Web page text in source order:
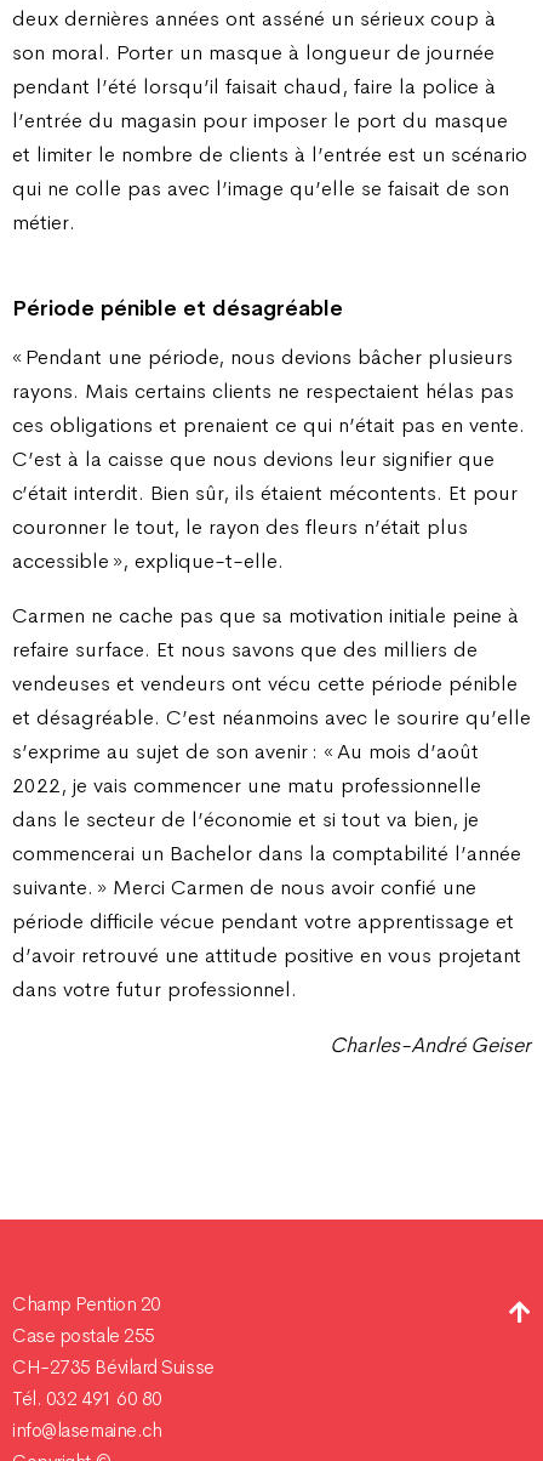
deux dernières années ont asséné un sérieux coup à
son moral. Porter un masque à longueur de journée
pendant l’été lorsqu’il faisait chaud, faire la police à
l’entrée du magasin pour imposer le port du masque
et limiter le nombre de clients à l’entrée est un scénario
qui ne colle pas avec l’image qu’elle se faisait de son
métier.
Période pénible et désagréable
« Pendant une période, nous devions bâcher plusieurs
rayons. Mais certains clients ne respectaient hélas pas
ces obligations et prenaient ce qui n’était pas en vente.
C’est à la caisse que nous devions leur signifier que
c’était interdit. Bien sûr, ils étaient mécontents. Et pour
couronner le tout, le rayon des fleurs n’était plus
accessible », explique-t-elle.
Carmen ne cache pas que sa motivation initiale peine à
refaire surface. Et nous savons que des milliers de
vendeuses et vendeurs ont vécu cette période pénible
et désagréable. C’est néanmoins avec le sourire qu’elle
s’exprime au sujet de son avenir : « Au mois d’août
2022, je vais commencer une matu professionnelle
dans le secteur de l’économie et si tout va bien, je
commencerai un Bachelor dans la comptabilité l’année
suivante. » Merci Carmen de nous avoir confié une
période difficile vécue pendant votre apprentissage et
d’avoir retrouvé une attitude positive en vous projetant
dans votre futur professionnel.
Charles-André Geiser
Champ Pention 20
Case postale 255
CH-2735 Bévilard Suisse
Tél. 032 491 60 80
info@lasemaine.ch